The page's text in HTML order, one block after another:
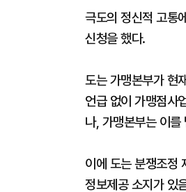
극도의 정신적 고통
신청을 했다.
도는 가맹본부가 현
언급 없이 가맹점사
나, 가맹본부는 이
이에 도는 분쟁조정
정보제공 소지가 있